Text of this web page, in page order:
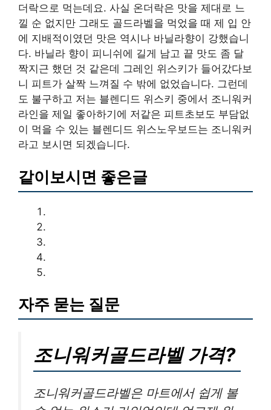
더락으로 먹는데요. 사실 온더락은 맛을 제대로 느
낄 순 없지만 그래도 골드라벨을 먹었을 때 제 입 안
에 지배적이였던 맛은 역시나 바닐라향이 강했습니
다. 바닐라 향이 피니쉬에 길게 남고 끝 맛도 좀 달
짝지근 했던 것 같은데 그레인 위스키가 들어갔다보
니 피트가 살짝 느껴질 수 밖에 없었습니다. 그런데
도 불구하고 저는 블렌디드 위스키 중에서 조니워커
라인을 제일 좋아하기에 저같은 피트초보도 부담없
이 먹을 수 있는 블렌디드 위스노우보드는 조니워커
라고 보시면 되겠습니다.
같이보시면 좋은글
자주 묻는 질문
조니워커골드라벨 가격?
조니워커골드라벨은 마트에서 쉽게 볼